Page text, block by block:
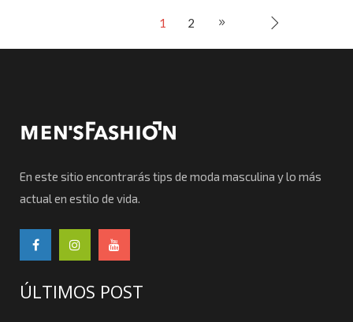
1 2
En este sitio encontrarás tips de moda masculina y lo más
actual en estilo de vida.
ÚLTIMOS POST